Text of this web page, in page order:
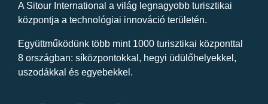
A Sitour International a világ legnagyobb turisztikai
központja a technológiai innováció területén.
Együttműködünk több mint 1000 turisztikai központtal
8 országban: síközpontokkal, hegyi üdülőhelyekkel,
uszodákkal és egyebekkel.